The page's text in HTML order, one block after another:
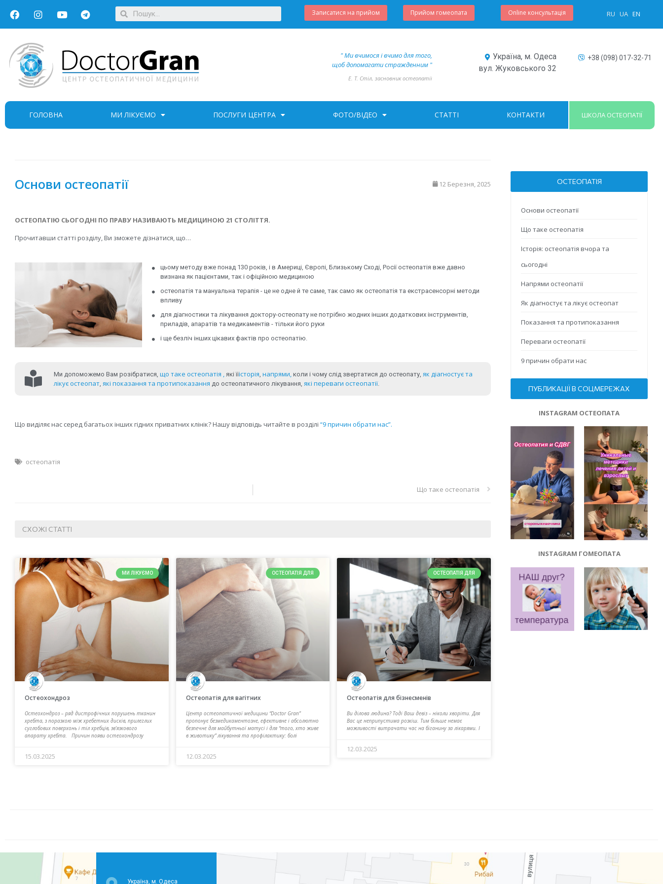
Записатися на прийом Прийом гомеопата Online консультація RU UA EN
" Ми вчимося і вчимо для того,
щоб допомагати стражденним "
Е. Т. Стіл, засновник остеопатії
Україна, м. Одеса
вул. Жуковського 32
+38 (098) 017-32-71
ГОЛОВНА МИ ЛІКУЄМО ПОСЛУГИ ЦЕНТРА ФОТО/ВІДЕО СТАТТІ КОНТАКТИ ШКОЛА ОСТЕОПАТІЇ
Основи остеопатії 12 Березня, 2025
ОСТЕОПАТІЮ СЬОГОДНІ ПО ПРАВУ НАЗИВАЮТЬ МЕДИЦИНОЮ 21 СТОЛІТТЯ.
Прочитавши статті розділу, Ви зможете дізнатися, що…
цьому методу вже понад 130 років, і в Америці, Європі, Близькому Сході, Росії остеопатія вже давно
визнана як пацієнтами, так і офіційною медициною
остеопатія та мануальна терапія - це не одне й те саме, так само як остеопатія та екстрасенсорні методи
впливу
для діагностики та лікування доктору-остеопату не потрібно жодних інших додаткових інструментів,
приладів, апаратів та медикаментів - тільки його руки
і ще безліч інших цікавих фактів про остеопатію.
Ми допоможемо Вам розібратися, що таке остеопатія , які їїісторія напрями, коли і чому слід звертатися до остеопату, як діагностує та
лікує остеопат, які показання та протипоказання до остеопатичного лікування, які переваги остеопатії.
Що виділяє нас серед багатьох інших гідних приватних клінік? Нашу відповідь читайте в розділі “9 причин обрати нас”.
остеопатія
Що таке остеопатія
СХОЖІ СТАТТІ
МИ ЛІКУЄМО
Остеохондроз
Остеохондроз – ряд дистрофічних порушень тканин
хребта, з поразкою між хребетних дисків, прилеглих
суглобових поверхонь і тіл хребців, зв’язкового
апарату хребта. Причин появи остеохондрозу
15.03.2025
ОСТЕОПАТІЯ ДЛЯ
Остеопатія для вагітних
Центр остеопатичної медицини “Doctor Gran”
пропонує безмедикаментозне, ефективне і абсолютно
безпечне для майбутньої матусі і для “того, хто живе
в животику” лікування та профілактику: болі
12.03.2025
ОСТЕОПАТІЯ ДЛЯ
Остеопатія для бізнесменів
Ви ділова людина? Тоді Ваш девіз – ніколи хворіти. Для
Вас це неприпустима розкіш. Тим більше немає
можливості витрачати час на біганину за лікарями. І
12.03.2025
ОСТЕОПАТІЯ
Основи остеопатії
Що таке остеопатія
Історія: остеопатія вчора та
сьогодні
Напрями остеопатії
Як діагностує та лікує остеопат
Показання та протипоказання
Переваги остеопатії
9 причин обрати нас
ПУБЛИКАЦІЇ В СОЦМЕРЕЖАХ
INSTAGRAM ОСТЕОПАТА
INSTAGRAM ГОМЕОПАТА
Україна, м. Одеса